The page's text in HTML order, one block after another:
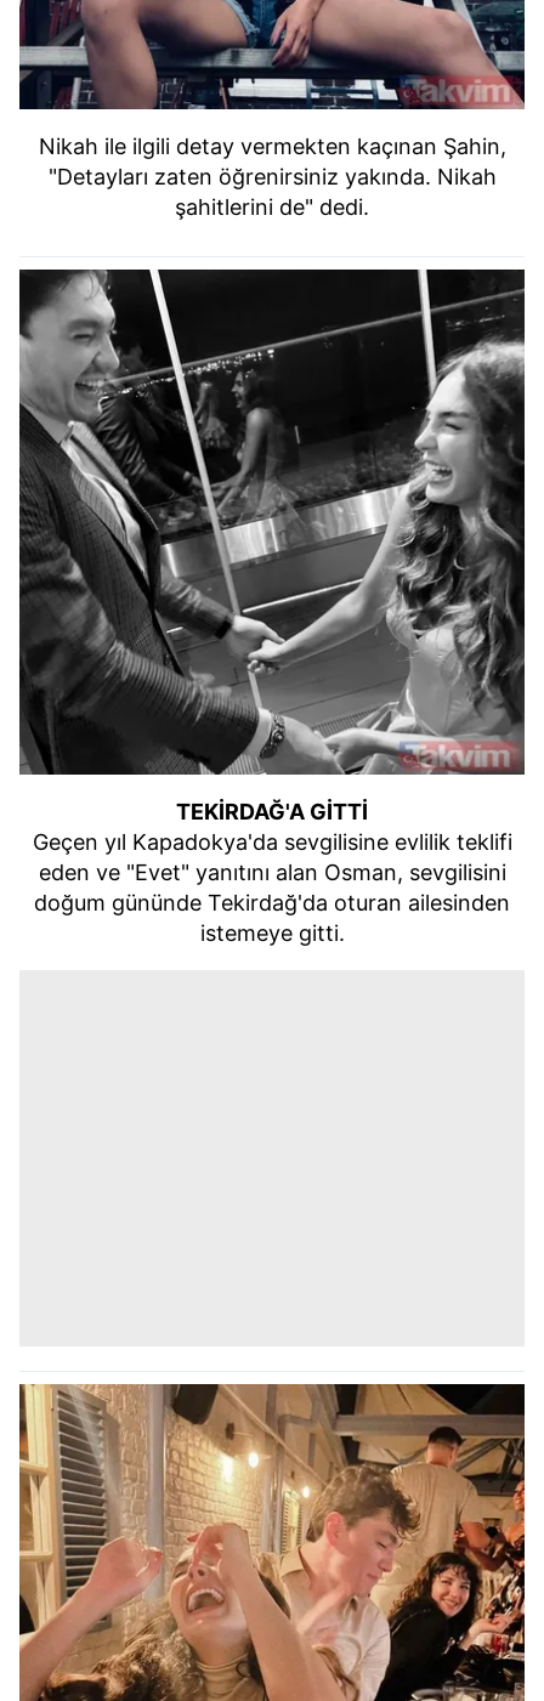
Nikah ile ilgili detay vermekten kaçınan Şahin,
"Detayları zaten öğrenirsiniz yakında. Nikah
şahitlerini de" dedi.
TEKİRDAĞ'A GİTTİ
Geçen yıl Kapadokya'da sevgilisine evlilik teklifi
eden ve "Evet" yanıtını alan Osman, sevgilisini
doğum gününde Tekirdağ'da oturan ailesinden
istemeye gitti.